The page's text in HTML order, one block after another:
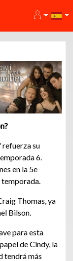
refuerza su
6.
en la 5e
temporada.
Thomas, ya
Bilson.
para esta
de Cindy, la
tendrá más